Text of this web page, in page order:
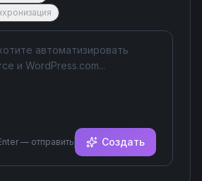
— отправить Создать